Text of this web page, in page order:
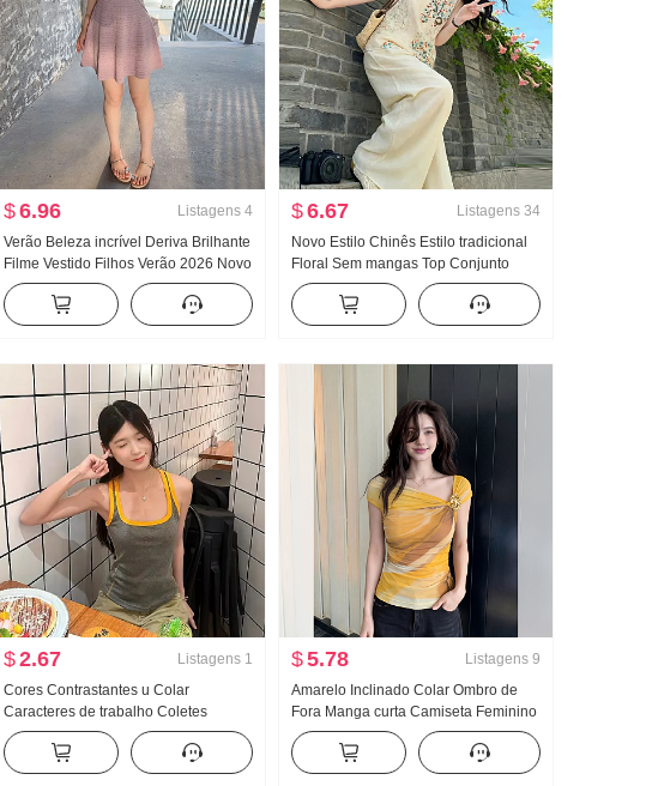
$6.96 Listagens 4
Verão Beleza incrível Deriva Brilhante
Filme Vestido Filhos Verão 2026 Novo
Elegância Francês Roxo Malha
Avançado Sentido
$6.67 Listagens 34
Novo Estilo Chinês Estilo tradicional
Floral Sem mangas Top Conjunto
Feminino Verão Modelo fino Fluida
Sentido Branco Calças de perna larga
Zen Conjunto de duas peças
$2.67 Listagens 1
Cores Contrastantes u Colar
Caracteres de trabalho Coletes
feminino Ajustado Sem mangas Para
cima Novo Versátil Moda Efeito
emagrecedor Elegância
$5.78 Listagens 9
Amarelo Inclinado Colar Ombro de
Fora Manga curta Camiseta Feminino
Verão Vestir Pegue Design Sentido
Único Bonita Gigante Boa aparência
De Modelo Curto Top